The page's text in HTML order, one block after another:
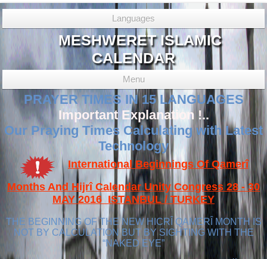
Languages
MESHWERET ISLAMIC
CALENDAR
Menu
PRAYER TIMES IN 15 LANGUAGES
Important Explanation !..
Our Praying Times Calculating with Latest
Technology
International Beginnings Of Qamerî
Months And Hijrî Calendar Unity Congress 28 - 30
MAY 2016 ISTANBUL / TURKEY
THE BEGINNING OF THE NEW HICRÎ QAMERÎ MONTH IS
NOT BY CALCULATION BUT BY SIGHTING WITH THE
“NAKED EYE”